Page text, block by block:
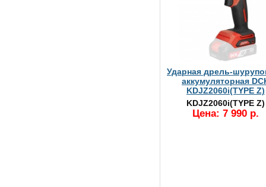
Ударная дрель-
аккумуляторная
KDJZ2060i(TYPE Z)
KDJZ2060i(TYPE Z)
Цена: 7 990 р.